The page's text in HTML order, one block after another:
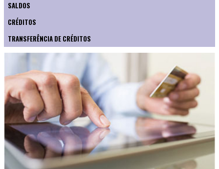
SALDOS
CRÉDITOS
TRANSFERÊNCIA DE CRÉDITOS